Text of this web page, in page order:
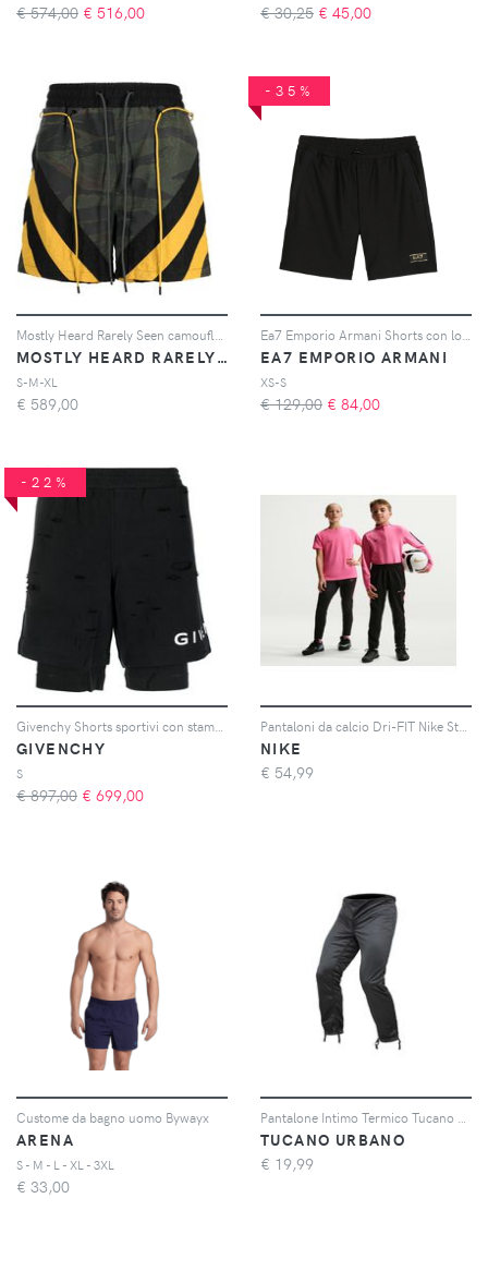
€ 574,00 € 516,00 € 30,25 € 45,00
MOSTLY HEARD RARELY SEEN
S-M-XL
€ 589,00
-35%
EA7 EMPORIO ARMANI
XS-S
€ 129,00 € 84,00
-22%
GIVENCHY
S
€ 897,00 € 699,00
NIKE
€ 54,99
Custome da bagno uomo Bywayx
ARENA
S - M - L - XL - 3XL
€ 33,00
TUCANO URBANO
€ 19,99